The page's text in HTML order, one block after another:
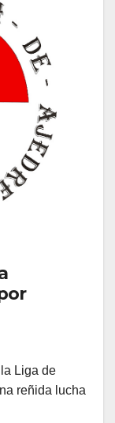
Liga de
reñida lucha